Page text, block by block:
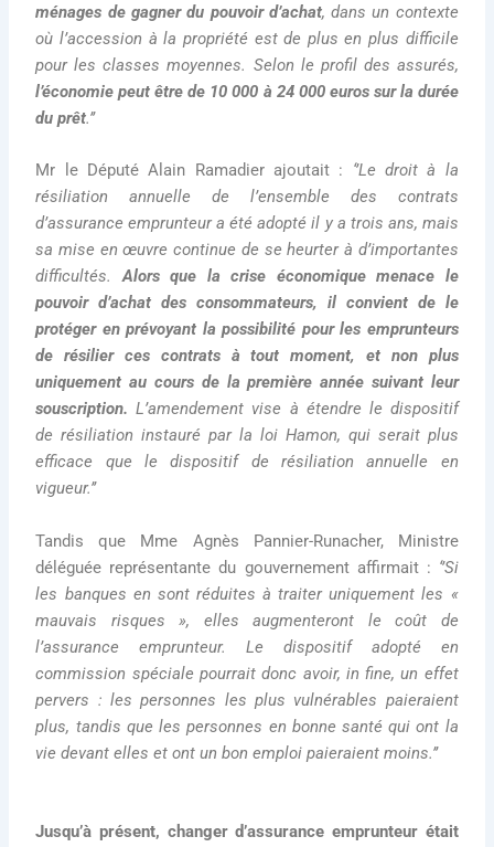
ménages de gagner du pouvoir d’achat, dans un contexte
où l’accession à la propriété est de plus en plus difficile
pour les classes moyennes. Selon le profil des assurés,
l’économie peut être de 10 000 à 24 000 euros sur la durée
du prêt.’’
Mr le Député Alain Ramadier ajoutait : ‘’Le droit à la
résiliation annuelle de l’ensemble des contrats
d’assurance emprunteur a été adopté il y a trois ans, mais
sa mise en œuvre continue de se heurter à d’importantes
difficultés.Alors que la crise économique menace le
pouvoir d’achat des consommateurs, il convient de le
protéger en prévoyant la possibilité pour les emprunteurs
de résilier ces contrats à tout moment, et non plus
uniquement au cours de la première année suivant leur
souscription. L’amendement vise à étendre le dispositif
de résiliation instauré par la loi Hamon, qui serait plus
efficace que le dispositif de résiliation annuelle en
vigueur.’’
Tandis que Mme Agnès Pannier-Runacher, Ministre
déléguée représentante du gouvernement affirmait : ‘’Si
les banques en sont réduites à traiter uniquement les «
mauvais risques », elles augmenteront le coût de
l’assurance emprunteur. Le dispositif adopté en
commission spéciale pourrait donc avoir, in fine, un effet
pervers : les personnes les plus vulnérables paieraient
plus, tandis que les personnes en bonne santé qui ont la
vie devant elles et ont un bon emploi paieraient moins.’’
Jusqu’à présent, changer d’assurance emprunteur était